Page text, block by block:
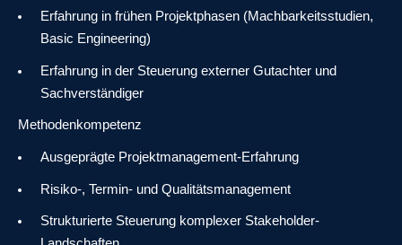
Erfahrung in frühen Projektphasen (Machbarkeitsstudien,
Basic Engineering)
Erfahrung in der Steuerung externer Gutachter und
Sachverständiger
Methodenkompetenz
Ausgeprägte Projektmanagement-Erfahrung
Risiko-, Termin- und Qualitätsmanagement
Strukturierte Steuerung komplexer Stakeholder-